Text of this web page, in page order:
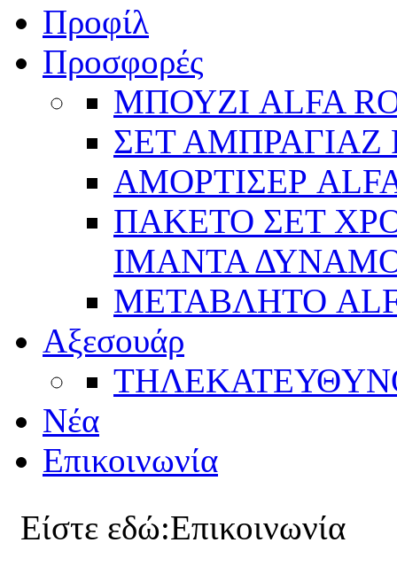
Προφίλ
Προσφορές
ΜΠΟΥΖΙ ALFA
ΣΕΤ ΑΜΠΡΑΓΙΑΖ
ΑΜΟΡΤΙΣΕΡ
ΠΑΚΕΤΟ ΣΕΤ
ΙΜΑΝΤΑ ΔΥΝΑΜΟ
ΜΕΤΑΒΛΗΤΟ
Αξεσουάρ
Νέα
Επικοινωνία
Είστε εδώ:Επικοινωνία